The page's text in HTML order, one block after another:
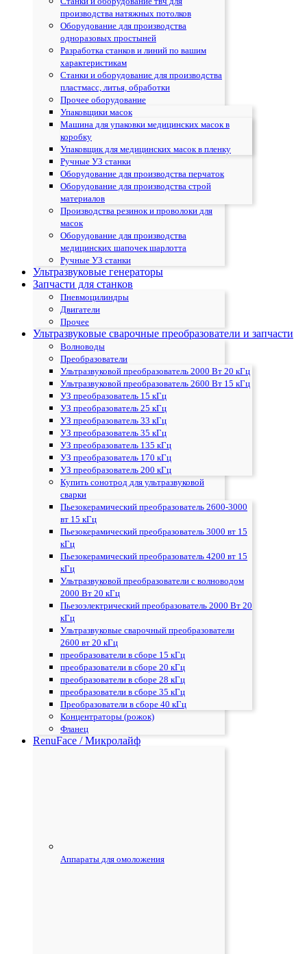
производства натяжных потолков
Oборудование для производства
одноразовых простыней
Разработка станков и линий по вашим
характеристикам
Станки и оборудование для производства
пластмасс, литья, обработки
Прочее оборудование
Упаковщики масок
Машина для упаковки медицинских масок в
коробку
Упаковщик для медицинских масок в пленку
Ручные УЗ станки
Оборудование для производства перчаток
Оборудование для производства строй
материалов
Производства резинок и проволоки для
масок
Оборудование для производства
медицинских шапочек шарлотта
Ручные УЗ станки
Ультразвуковые генераторы
Запчасти для станков
Пневмоцилиндры
Двигатели
Прочее
Ультразвуковые сварочные преобразователи и запчасти
Волноводы
Преобразователи
Ультразвуковой преобразователь 2000 Вт 20 кГц
Ультразвуковой преобразователь 2600 Вт 15 кГц
УЗ преобразователь 15 кГц
УЗ преобразователь 25 кГц
УЗ преобразователь 33 кГц
УЗ преобразователь 35 кГц
УЗ преобразователь 135 кГц
УЗ преобразователь 170 кГц
УЗ преобразователь 200 кГц
Купить сонотрод для ультразвуковой
сварки
Пьезокерамический преобразователь 2600-3000
вт 15 кГц
Пьезокерамический преобразователь 3000 вт 15
кГц
Пьезокерамический преобразователь 4200 вт 15
кГц
Ультразвуковой преобразователи с волноводом
2000 Вт 20 кГц
Пьезоэлектрический преобразователь 2000 Вт 20
кГц
Ультразвуковые сварочный преобразователи
2600 вт 20 кГц
преобразователи в сборе 15 кГц
преобразователи в сборе 20 кГц
преобразователи в сборе 28 кГц
преобразователи в сборе 35 кГц
Преобразователи в сборе 40 кГц
Концентраторы (рожок)
Фланец
RenuFace / Микролайф
Аппараты для омоложения